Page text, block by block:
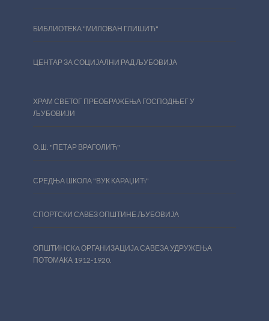
БИБЛИОТЕКА "МИЛОВАН ГЛИШИЋ"
ЦЕНТАР ЗА СОЦИЈАЛНИ РАД ЉУБОВИЈА
ХРАМ СВЕТОГ ПРЕОБРАЖЕЊА ГОСПОДЊЕГ У
ЉУБОВИЈИ
О.Ш. "ПЕТАР ВРАГОЛИЋ"
СРЕДЊА ШКОЛА "ВУК КАРАЏИЋ"
СПОРТСКИ САВЕЗ ОПШТИНЕ ЉУБОВИЈА
ОПШТИНСКA ОРГАНИЗАЦИЈA САВЕЗА УДРУЖЕЊА
ПОТОМАКА 1912-1920.